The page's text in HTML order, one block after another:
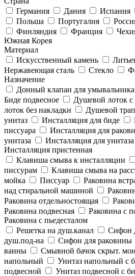
Германия
Дания Испания
Польша
Португалия
Финляндия
Франция
Южная Корея
Материал
Искусственный камень
Нержавеющая сталь
Стекло
Назначение
Донный клапан для умывальника
Биде подвесное
Душевой лоток с
лоток без накладки
Душевой трап
унитаз
Инсталляция для биде
писсуара
Инсталляция для
унитаза
Инсталляция для
Инсталляция пристенная
Клавиша смыва к инсталляции
писсурам
Клавиша смыва на
мойка
Писсуар Раковина
над стиральной машиной
Раковина отдельностоящая
Раковина подвесная
Раковина с
Раковина с пьедесталом
Решетка на душ.канал
Сифон
душ.под-на
Сифон для раковины
ванны
Смывной бачок скрыт.
напольный
Унитаз напольный с
подвесной
Унитаз подвесной с